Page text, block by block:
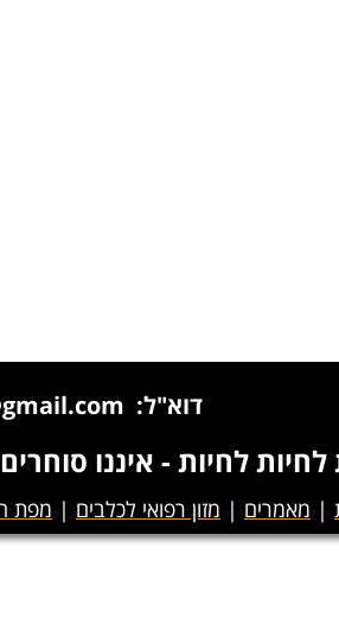
דוא"ל: petmanmail@gmail.com
לחיות - איננו
| מאמרים | מזון רפואי לכלבים | מפת